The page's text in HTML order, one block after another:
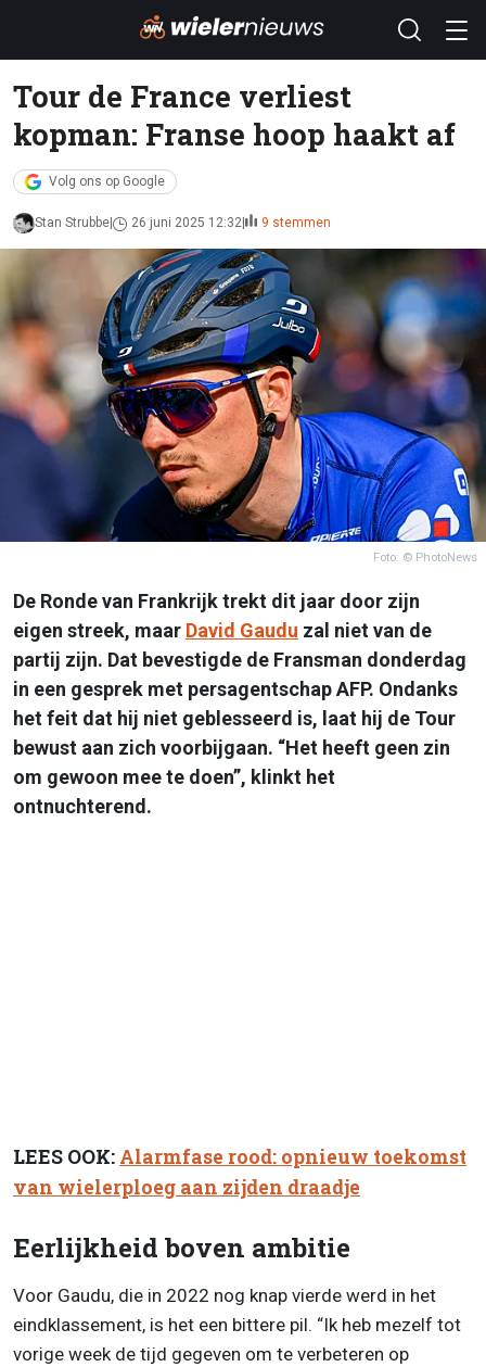
Tour de France verliest
kopman: Franse hoop haakt af
Volg ons op Google
Stan Strubbe 26 juni 2025 12:32 9 stemmen
Foto: © PhotoNews
De Ronde van Frankrijk trekt dit jaar door zijn
eigen streek, maar David Gaudu zal niet van de
partij zijn. Dat bevestigde de Fransman donderdag
in een gesprek met persagentschap AFP. Ondanks
het feit dat hij niet geblesseerd is, laat hij de Tour
bewust aan zich voorbijgaan. “Het heeft geen zin
om gewoon mee te doen”, klinkt het
ontnuchterend.
LEES OOK: Alarmfase rood: opnieuw toekomst
van wielerploeg aan zijden draadje
Eerlijkheid boven ambitie
Voor Gaudu, die in 2022 nog knap vierde werd in het
eindklassement, is het een bittere pil. “Ik heb mezelf tot
vorige week de tijd gegeven om te verbeteren op